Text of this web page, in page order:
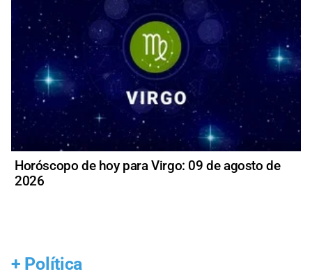
Horóscopo de hoy para Virgo: 09 de agosto de
2026
+ Política